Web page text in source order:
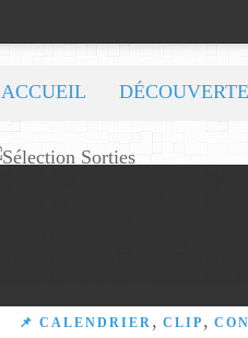
ACCUEIL
📌 CALENDRIER , CLIP ,